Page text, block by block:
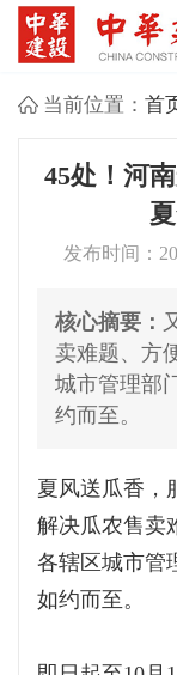
当前位置： 首
45处！河
发布时间：
核心摘要：
卖难题、方
城市管理部
约而至。
夏风送瓜香，
解决瓜农售卖
各辖区城市管
如约而至。